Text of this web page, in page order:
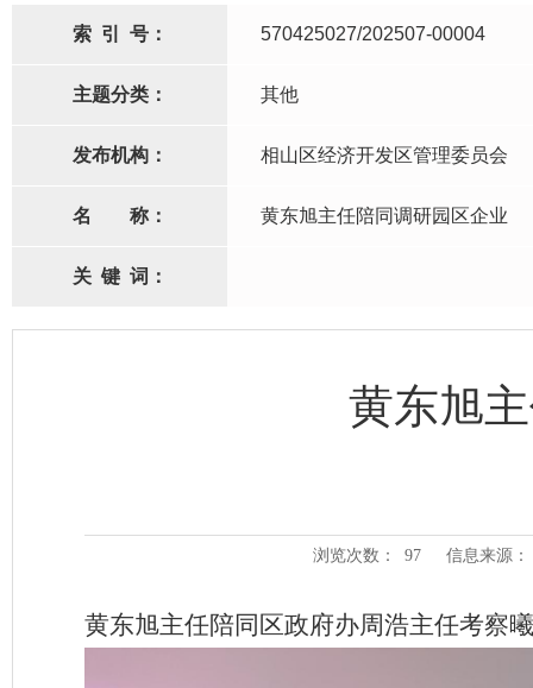
索 引 号： 570425027/202507-00004
主题分类： 其他
发布机构： 相山区经济开发区管理委员会
名 称： 黄东旭主任陪同调研园区企业
关 键 词：
黄东旭
浏览次数： 97 信息来源
黄东旭主任陪同区政府办周浩主任考察